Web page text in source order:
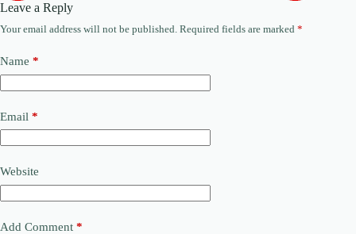
Leave a Reply
Your email address will not be published. Required fields are marked *
Name *
Email *
Website
Add Comment *